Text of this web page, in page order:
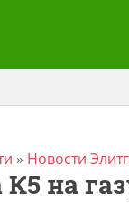
» Новости
на